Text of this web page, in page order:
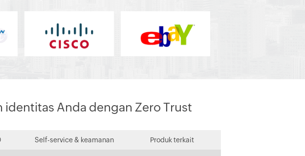
Anda dengan Zero Trust
Self-service & keamanan Produk terkait